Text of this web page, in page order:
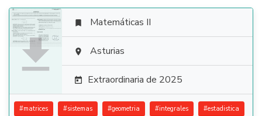

 Matemáticas II
 Asturias
 Extraordinaria de 2025
#matrices #sistemas #geometria #integrales #estadistica